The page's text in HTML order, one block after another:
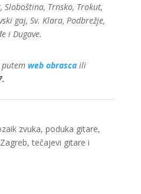
Trnsko, Trokut,
gaj, Sv. Klara, Podbrežje,
i Dugave.
web obrasca ili
zvuka, poduka gitare,
,tečajevi gitare i